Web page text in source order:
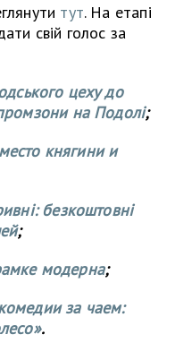
тут. На етапі
свій голос за
цеху до
на Подолі;
княгини и
безкоштовні
;
модерна;
за чаем:
.